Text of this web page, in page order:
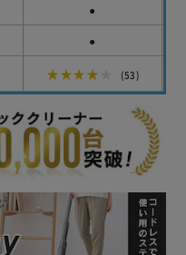
●
●
★★★★★ (53)